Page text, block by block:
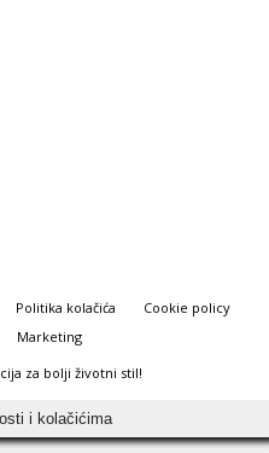
Politika kolačića
Cookie policy
Marketing
za bolji životni stil!
i kolačićima